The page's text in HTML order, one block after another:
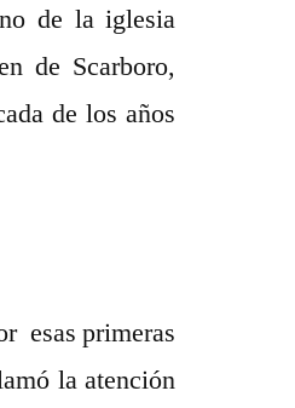
de la iglesia
de Scarboro,
de los años
esas primeras
la atención